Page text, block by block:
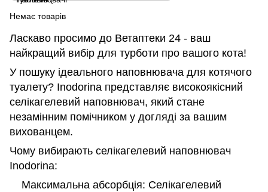
Ласкаво просимо до Ветаптеки 24 - ваш
найкращий вибір для турботи про вашого кота!
У пошуку ідеального наповнювача для котячого
туалету? Inodorina представляє високоякісний
селікагелевий наповнювач, який стане
незамінним помічником у догляді за вашим
вихованцем.
Чому вибирають селікагелевий наповнювач
Inodorina:
Максимальна абсорбція: Селікагелевий
Немає товарів